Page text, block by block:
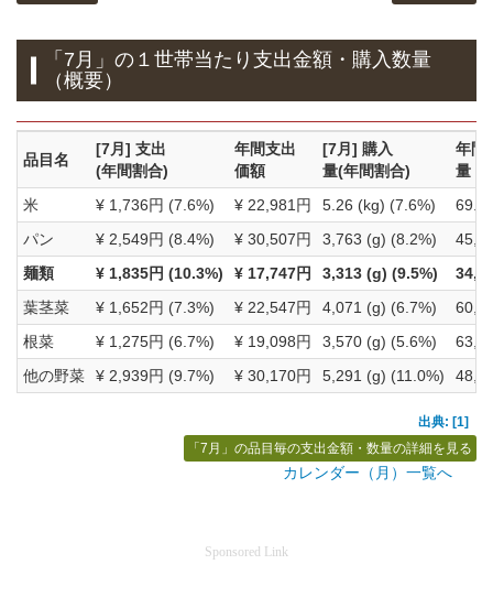
「7月」の１世帯当たり支出金額・購入数量
（概要）
品目名
[7月] 支出
(年間割合)
年間支出
価額
[7月] 購入
量(年間割合)
年間
量
米
¥ 1,736円 (7.6%) ¥ 22,981円 5.26 (kg) (7.6%)
パン
¥ 2,549円 (8.4%) ¥ 30,507円 3,763 (g) (8.2%)
麺類
¥ 1,835円 (10.3%) ¥ 17,747円 3,313 (g) (9.5%)
葉茎菜
¥ 1,652円 (7.3%) ¥ 22,547円 4,071 (g) (6.7%)
根菜
¥ 1,275円 (6.7%) ¥ 19,098円 3,570 (g) (5.6%)
他の野菜
¥ 2,939円 (9.7%) ¥ 30,170円 5,291 (g) (11.0%)
出典: [1]
「7月」の品目毎の支出金額・数量の詳細を見る
カレンダー（月）一覧へ
Sponsored Link